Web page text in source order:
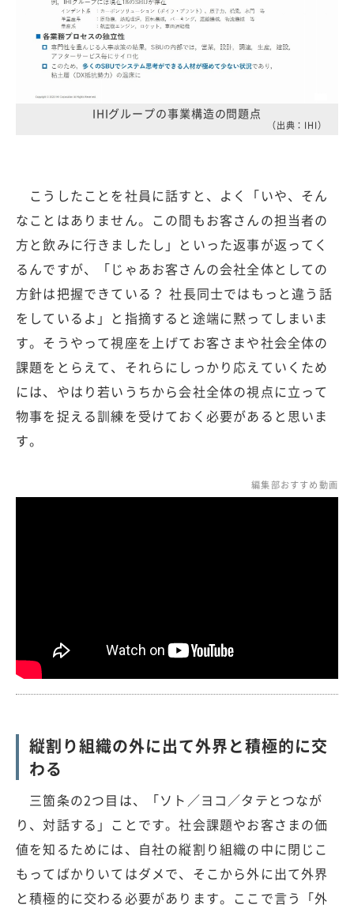
IHIグループの事業構造の問題点
（出典：IHI）
こうしたことを社員に話すと、よく「いや、そん
なことはありません。この間もお客さんの担当者の
方と飲みに行きましたし」といった返事が返ってく
るんですが、「じゃあお客さんの会社全体としての
方針は把握できている？ 社長同士ではもっと違う話
をしているよ」と指摘すると途端に黙ってしまいま
す。そうやって視座を上げてお客さまや社会全体の
課題をとらえて、それらにしっかり応えていくため
には、やはり若いうちから会社全体の視点に立って
物事を捉える訓練を受けておく必要があると思いま
す。
編集部おすすめ動画
縦割り組織の外に出て外界と積極的に交
わる
三箇条の2つ目は、「ソト／ヨコ／タテとつなが
り、対話する」ことです。社会課題やお客さまの価
値を知るためには、自社の縦割り組織の中に閉じこ
もってばかりいてはダメで、そこから外に出て外界
と積極的に交わる必要があります。ここで言う「外